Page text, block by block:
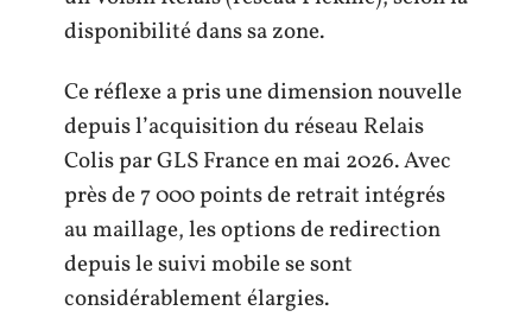
disponibilité dans sa zone.
Ce réflexe a pris une dimension nouvelle
depuis l’acquisition du réseau Relais
Colis par GLS France en mai 2026. Avec
près de 7 000 points de retrait intégrés
au maillage, les options de redirection
depuis le suivi mobile se sont
considérablement élargies.